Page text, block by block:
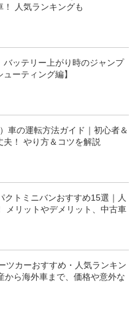
！ 人気ランキングも
ッテリー上がり時のジャンプ
ーティング編】
車の運転方法ガイド｜初心者＆
夫！ やり方＆コツを解説
クトミニバンおすすめ15選｜人
メリットやデメリット、中古車
ツカーおすすめ・人気ランキン
から海外車まで、価格や意外な